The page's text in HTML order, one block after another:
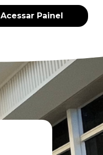
Acessar Painel